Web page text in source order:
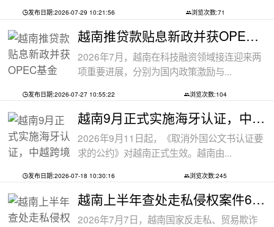
发布日期:2026-07-29 10:21:56 浏览次数:71
越南推贷款贴息新政并获OPEC基金5000万美
2026年7月，越南在科技融资领域接连迎来两
项重要进展，分别为国内政策激励与...
发布日期:2026-07-27 10:55:22 浏览次数:104
越南9月正式实施海牙认证，中越跨境文件
2026年9月11日起，《取消外国公文书认证要
求的公约》对越南正式生效。越南由...
发布日期:2026-07-18 10:30:16 浏览次数:245
越南上半年查处走私侵权案件6.8万起
2026年7月7日，越南国家反走私、贸易欺诈